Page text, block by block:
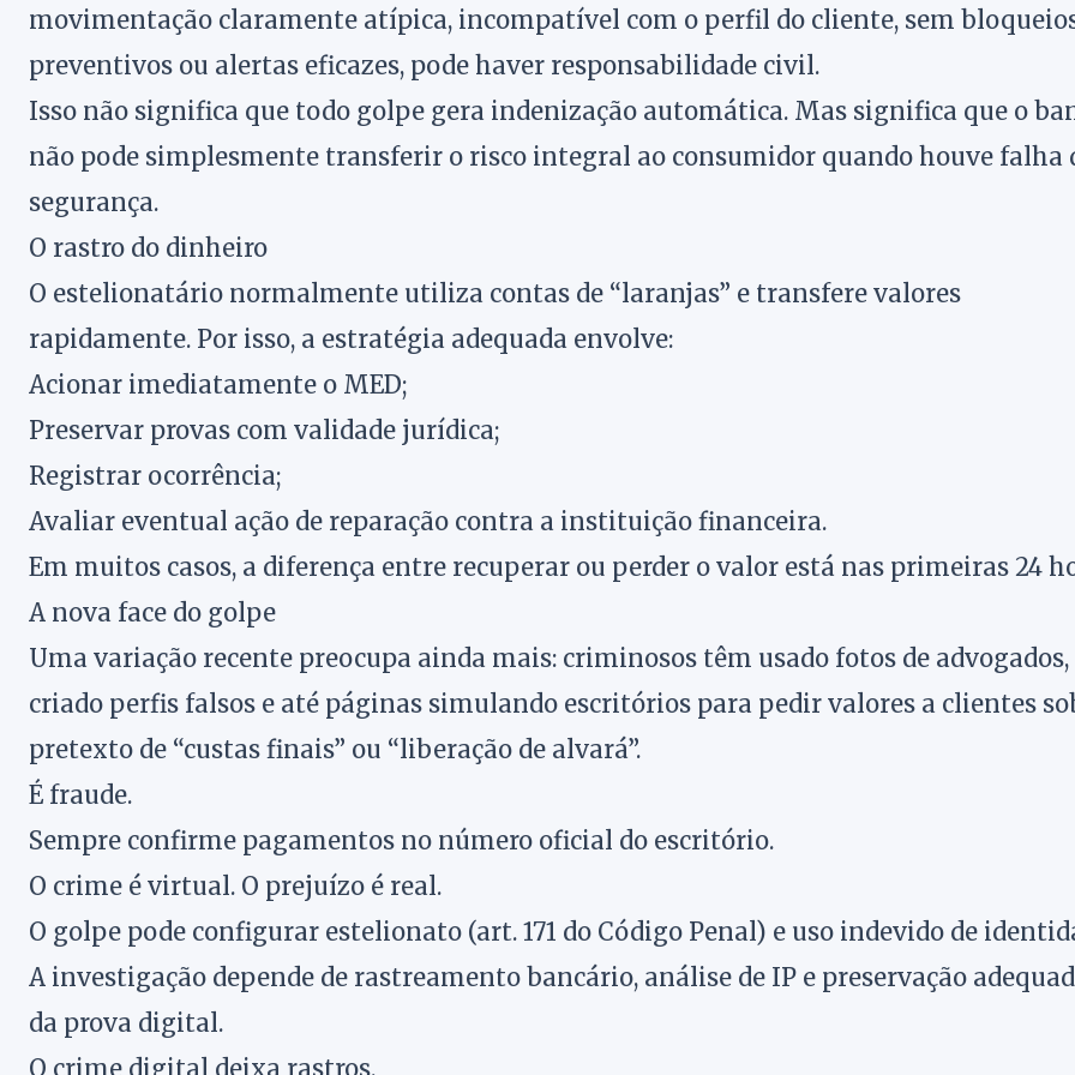
movimentação claramente atípica, incompatível com o perfil do cliente, sem
preventivos ou alertas eficazes, pode haver responsabilidade civil.
Isso não significa que todo golpe gera indenização automática. Mas significa que o
não pode simplesmente transferir o risco integral ao consumidor quando houve falha
segurança.
O rastro do dinheiro
O estelionatário normalmente utiliza contas de “laranjas” e transfere valores
rapidamente. Por isso, a estratégia adequada envolve:
Acionar imediatamente o MED;
Preservar provas com validade jurídica;
Registrar ocorrência;
Avaliar eventual ação de reparação contra a instituição financeira.
Em muitos casos, a diferença entre recuperar ou perder o valor está nas primeiras 24
A nova face do golpe
Uma variação recente preocupa ainda mais: criminosos têm usado fotos de advogados,
criado perfis falsos e até páginas simulando escritórios para pedir valores a clientes
pretexto de “custas finais” ou “liberação de alvará”.
É fraude.
Sempre confirme pagamentos no número oficial do escritório.
O crime é virtual. O prejuízo é real.
O golpe pode configurar estelionato (art. 171 do Código Penal) e uso indevido de
A investigação depende de rastreamento bancário, análise de IP e preservação
da prova digital.
O crime digital deixa rastros.